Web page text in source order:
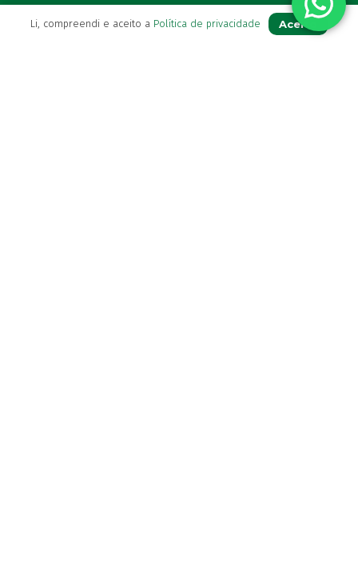
Política de privacidade
Li, compreendi e aceito a Política de privacidade Aceito